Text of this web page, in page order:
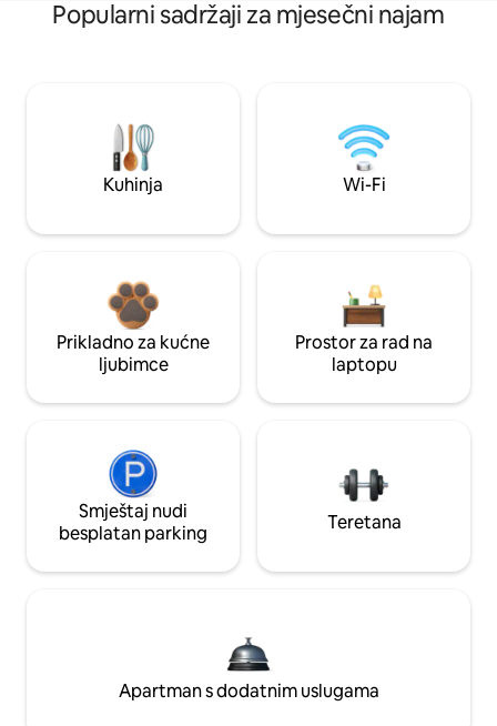
Popularni sadržaji za mjesečni najam
Kuhinja Wi-Fi
Prikladno za kućne
ljubimce
Prostor za rad na
laptopu
Smještaj nudi
besplatan parking
Teretana
Apartman s dodatnim uslugama